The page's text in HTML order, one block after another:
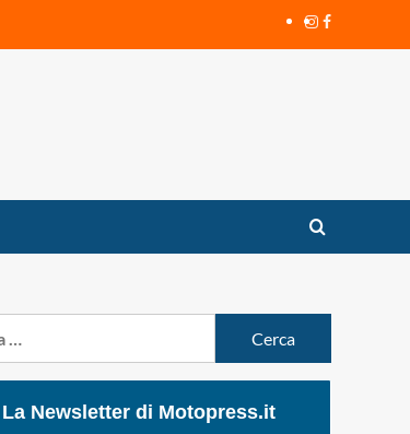
Instagram
Facebook
La Newsletter di Motopress.it